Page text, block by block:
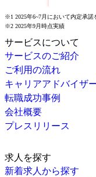
※1 2025年6~7月において内定承
※2 2025年9月時点実績
サービスについて
サービスのご紹介
ご利用の流れ
キャリアアドバイザ
転職成功事例
会社概要
プレスリリース
求人を探す
新着求人から探す